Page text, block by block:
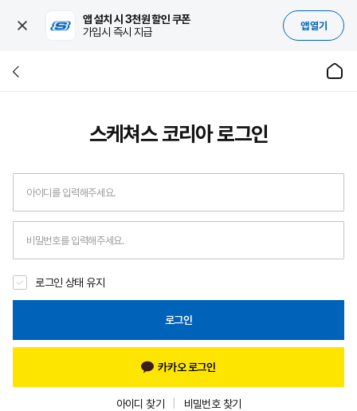
앱 설치 시 3천원 할인 쿠폰
가입시 즉시 지급
앱 열기
스케쳐스 코리아로그인
로그인 상태 유지
로그인
카카오 로그인
아이디 찾기 비밀번호 찾기